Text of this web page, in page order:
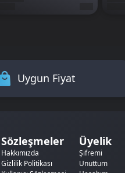
Uygun Fiyat
Sözleşmeler
Hakkımızda
Gizlilik Politikası
Üyelik
Şifremi
Unuttum